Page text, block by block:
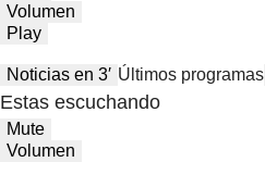
Volumen
Play
Noticias en 3′ Últimos programas
Estas escuchando
Mute
Volumen